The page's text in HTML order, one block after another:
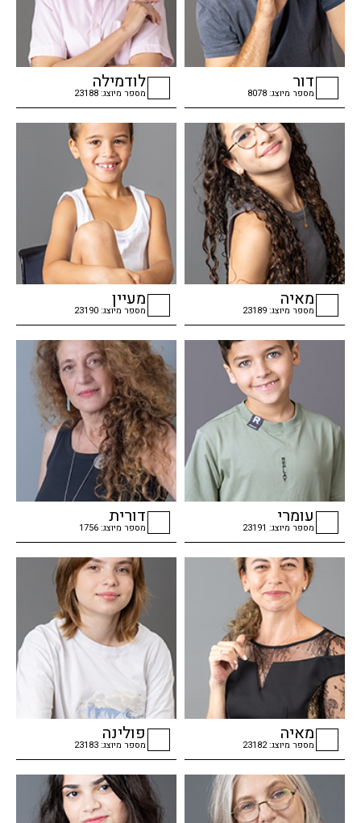
checkbox
דור
מספר מיוצג: 8078
checkbox
לודמילה
מספר מיוצג: 23188
checkbox
מאיה
מספר מיוצג: 23189
checkbox
מעיין
מספר מיוצג: 23190
checkbox
עומרי
מספר מיוצג: 23191
checkbox
דורית
מספר מיוצג: 1756
checkbox
מאיה
מספר מיוצג: 23182
checkbox
פולינה
מספר מיוצג: 23183